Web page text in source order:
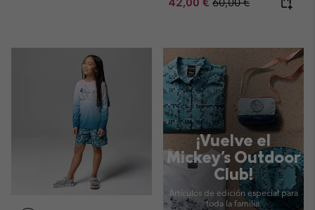
Mid Season Sale
¡Vuelve el
Mickey's Outdoor
Club!
Artículos de edición especial para
toda la familia.